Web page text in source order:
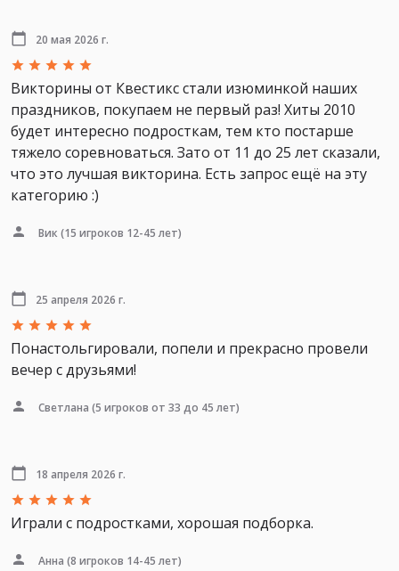
20 мая 2026 г.
Викторины от Квестикс стали изюминкой наших
праздников, покупаем не первый раз! Хиты 2010
будет интересно подросткам, тем кто постарше
тяжело соревноваться. Зато от 11 до 25 лет сказали,
что это лучшая викторина. Есть запрос ещё на эту
категорию :)
Вик (15 игроков 12-45 лет)
25 апреля 2026 г.
Понастольгировали, попели и прекрасно провели
вечер с друзьями!
Светлана (5 игроков от 33 до 45 лет)
18 апреля 2026 г.
Играли с подростками, хорошая подборка.
Анна (8 игроков 14-45 лет)